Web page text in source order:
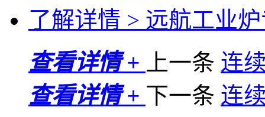
了解详情 > 远航工业
查看详情 +
上一条 连
查看详情 + 下一条 连